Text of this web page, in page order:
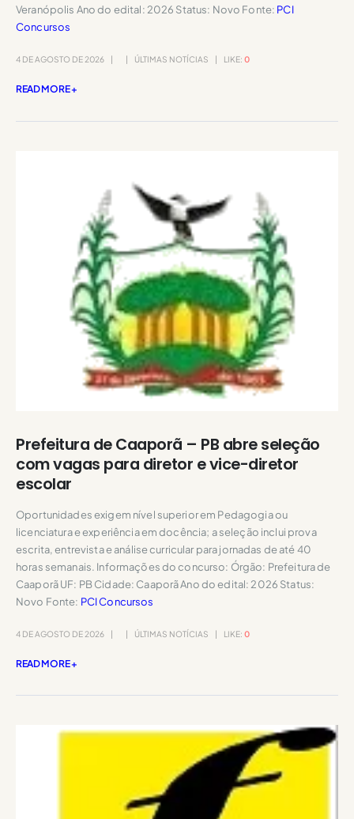
Veranópolis Ano do edital: 2026 Status: Novo Fonte: PCI
Concursos
4 DE AGOSTO DE 2026 ÚLTIMAS NOTÍCIAS LIKE: 0
READ MORE +
Prefeitura de Caaporã – PB abre seleção
com vagas para diretor e vice-diretor
escolar
Oportunidades exigem nível superior em Pedagogia ou
licenciatura e experiência em docência; a seleção inclui prova
escrita, entrevista e análise curricular para jornadas de até 40
horas semanais. Informações do concurso: Órgão: Prefeitura de
Caaporã UF: PB Cidade: Caaporã Ano do edital: 2026 Status:
Novo Fonte: PCI Concursos
4 DE AGOSTO DE 2026 ÚLTIMAS NOTÍCIAS LIKE: 0
READ MORE +